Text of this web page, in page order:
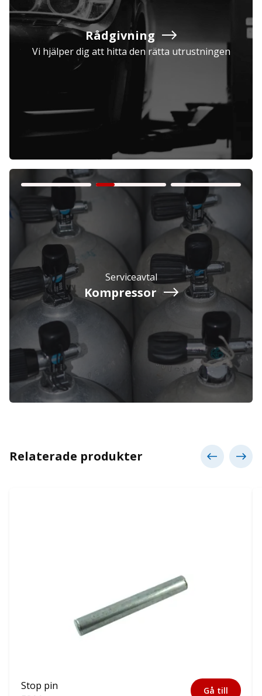
Företag Exkl. moms
Privatperson Inkl. moms
Rådgivning
Vi hjälper dig att hitta den rätta utrustningen
Serviceavtal
Kompressor
Relaterade produkter
Stop pin
Gå till